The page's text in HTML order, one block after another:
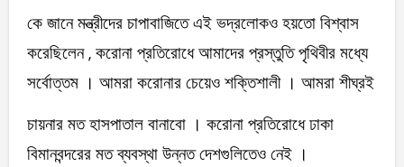
কে জানে মন্ত্রীদের চাপাবাজিতে এই ভদ্রলোকও হয়তো বিশ্বাস
করেছিলেন , করোনা প্রতিরোধে আমাদের প্রস্তুতি পৃথিবীর মধ্যে
সর্বোত্তম । আমরা করোনার চেয়েও শক্তিশালী । আমরা শীঘ্রই
চায়নার মত হাসপাতাল বানাবো । করোনা প্রতিরোধে ঢাকা
বিমানবন্দরের মত ব্যবস্থা উন্নত দেশগুলিতেও নেই ।